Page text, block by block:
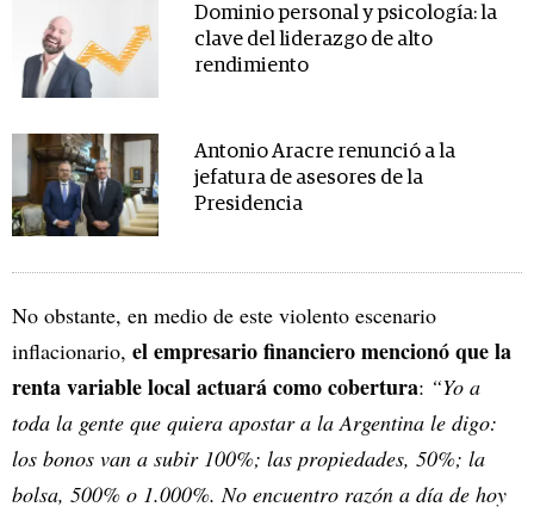
Dominio personal y psicología: la
clave del liderazgo de alto
rendimiento
Antonio Aracre renunció a la
jefatura de asesores de la
Presidencia
No obstante, en medio de este violento escenario
inflacionario, el empresario financiero mencionó que la
renta variable local actuará como cobertura: “Yo a
toda la gente que quiera apostar a la Argentina le digo:
los bonos van a subir 100%; las propiedades, 50%; la
bolsa, 500% o 1.000%. No encuentro razón a día de hoy